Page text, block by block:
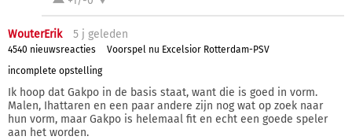
WouterErik 5 j geleden
4540 nieuwsreacties
Voorspel nu Excelsior Rotterdam-PSV
incomplete opstelling
Ik hoop dat Gakpo in de basis staat, want die is goed in vorm.
Malen, Ihattaren en een paar andere zijn nog wat op zoek naar
hun vorm, maar Gakpo is helemaal fit en echt een goede speler
aan het worden.